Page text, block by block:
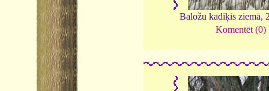
Baložu kadiķis ziemā,
Komentēt (0)